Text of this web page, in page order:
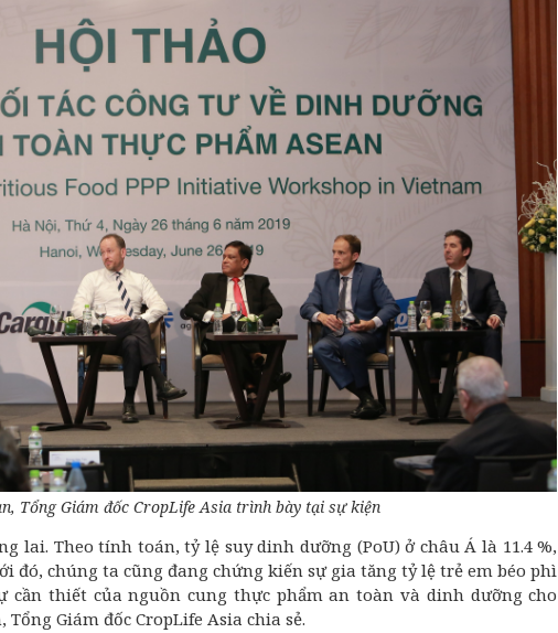
Tổng Giám đốc CropLife Asia trình bày tại sự kiện
lai. Theo tính toán, tỷ lệ suy dinh dưỡng (PoU) ở châu Á là 11.4 %,
đó, chúng ta cũng đang chứng kiến sự gia tăng tỷ lệ trẻ em béo phì
cần thiết của nguồn cung thực phẩm an toàn và dinh dưỡng cho
Giám đốc CropLife Asia chia sẻ.